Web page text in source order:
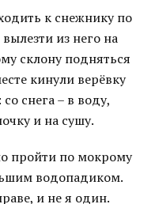
к снежнику по
из него на
склону подняться
кинули верёвку
снега – в воду,
и на сушу.
пройти по мокрому
водопадиком.
и не я один.